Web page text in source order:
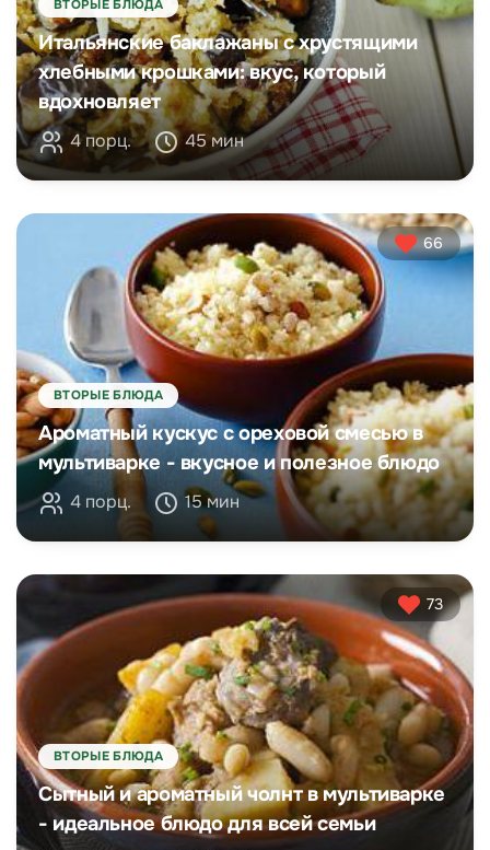
ВТОРЫЕ БЛЮДА
Итальянские баклажаны с хрустящими
хлебными крошками: вкус, который
вдохновляет
4 порц. 45 мин
66
ВТОРЫЕ БЛЮДА
Ароматный кускус с ореховой смесью в
мультиварке - вкусное и полезное блюдо
4 порц. 15 мин
73
ВТОРЫЕ БЛЮДА
Сытный и ароматный чолнт в мультиварке
- идеальное блюдо для всей семьи